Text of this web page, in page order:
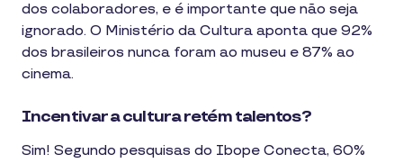
dos colaboradores, e é importante que não seja
ignorado. O Ministério da Cultura aponta que 92%
dos brasileiros nunca foram ao museu e 87% ao
cinema.
Incentivar a cultura retém talentos?
Sim! Segundo pesquisas do Ibope Conecta, 60%